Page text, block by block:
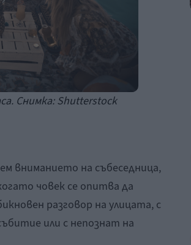
Снимка: Shutterstock
вниманието на събеседница,
човек се опитва да
разговор на улицата, с
или с непознат на